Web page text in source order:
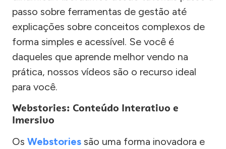
passo sobre ferramentas de gestão até
explicações sobre conceitos complexos de
forma simples e acessível. Se você é
daqueles que aprende melhor vendo na
prática, nossos vídeos são o recurso ideal
para você.
Webstories: Conteúdo Interativo e
Imersivo
Os Webstories são uma forma inovadora e